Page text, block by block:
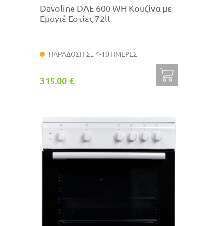
Davoline DAE 600 WH Κουζίνα με
Εμαγιέ Εστίες 72lt
ΠΑΡΑΔΟΣΗ ΣΕ 4-10 ΗΜΕΡΕΣ
319.00 €